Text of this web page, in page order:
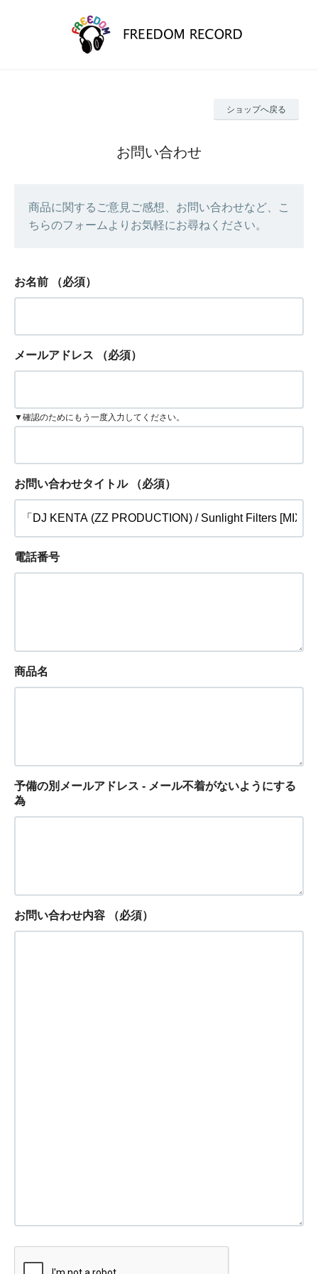
ショップへ戻る
お問い合わせ
商品に関するご意見ご感想、お問い合わせなど、こ
ちらのフォームよりお気軽にお尋ねください。
お名前 （必須）
メールアドレス （必須）
▼確認のためにもう一度入力してください。
お問い合わせタイトル （必須）
電話番号
商品名
予備の別メールアドレス - メール不着がないようにする
為
お問い合わせ内容 （必須）